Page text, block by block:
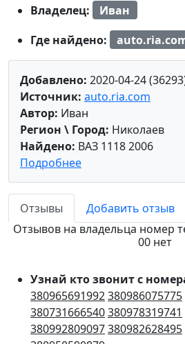
Владелец:
Иван
Где найдено:
Добавлено: 2020-04-24
Источник: auto.ria.com
Автор: Иван
Регион \ Город: Николаев
Найдено: ВАЗ 1118 2006
Подробнее
Отзывы
Добавить отзыв
Отзывов на владельца номер
00 нет
Узнай кто звонит с
380965691992380986075775
380731666540380978319741
380992809097380982628495